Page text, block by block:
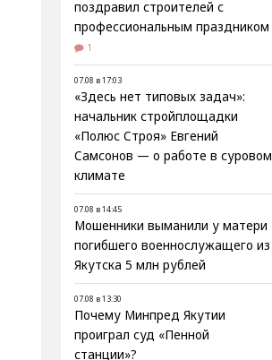
поздравил строителей с
профессиональным праздником
1
07.08 в 17:03
«Здесь нет типовых задач»:
начальник стройплощадки
«Полюс Строя» Евгений
Самсонов — о работе в суровом
климате
07.08 в 14:45
Мошенники выманили у матери
погибшего военнослужащего из
Якутска 5 млн рублей
07.08 в 13:30
Почему Минпред Якутии
проиграл суд «Пенной
станции»?